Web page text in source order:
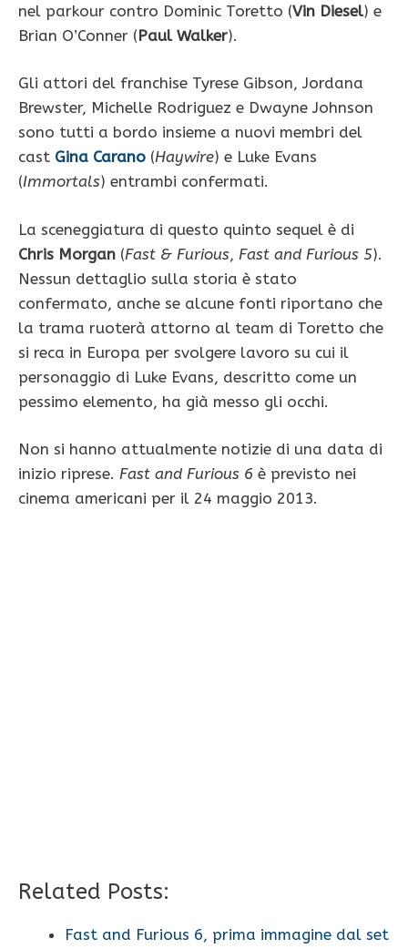
nel parkour contro Dominic Toretto (Vin Diesel) e
Brian O’Conner (Paul Walker).
Gli attori del franchise Tyrese Gibson, Jordana
Brewster, Michelle Rodriguez e Dwayne Johnson
sono tutti a bordo insieme a nuovi membri del
cast Gina Carano (Haywire) e Luke Evans
(Immortals) entrambi confermati.
La sceneggiatura di questo quinto sequel è di
Chris Morgan (Fast & Furious, Fast and Furious 5).
Nessun dettaglio sulla storia è stato
confermato, anche se alcune fonti riportano che
la trama ruoterà attorno al team di Toretto che
si reca in Europa per svolgere lavoro su cui il
personaggio di Luke Evans, descritto come un
pessimo elemento, ha già messo gli occhi.
Non si hanno attualmente notizie di una data di
inizio riprese. Fast and Furious 6 è previsto nei
cinema americani per il 24 maggio 2013.
Related Posts:
Fast and Furious 6, prima immagine dal set